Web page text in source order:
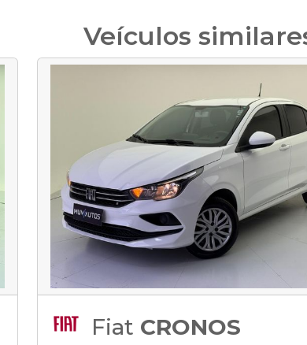
Veículos
Fiat CRONOS